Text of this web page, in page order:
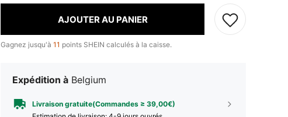
AJOUTER AU PANIER
Gagnez jusqu'à 11 points SHEIN calculés à la caisse.
Expédition à Belgium
Livraison gratuite(Commandes ≥ 39,00€)